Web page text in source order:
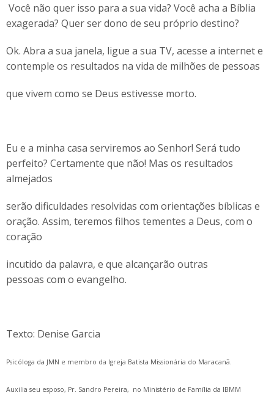
Você não quer isso para a sua vida? Você acha a Bíblia
exagerada? Quer ser dono de seu próprio destino?
Ok. Abra a sua janela, ligue a sua TV, acesse a internet e
contemple os resultados na vida de milhões de pessoas
que vivem como se Deus estivesse morto.
Eu e a minha casa serviremos ao Senhor! Será tudo
perfeito? Certamente que não! Mas os resultados
almejados
serão dificuldades resolvidas com orientações bíblicas e
oração. Assim, teremos filhos tementes a Deus, com o
coração
incutido da palavra, e que alcançarão outras
pessoas com o evangelho.
Texto: Denise Garcia
Psicóloga da JMN e membro da Igreja Batista Missionária do Maracanã.
Auxilia seu esposo, Pr. Sandro Pereira, no Ministério de Família da IBMM